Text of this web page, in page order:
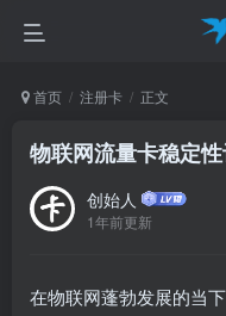
首页 注册卡 正文
物联网流量卡稳定
创始人
1年前更新
在物联网蓬勃发展的当